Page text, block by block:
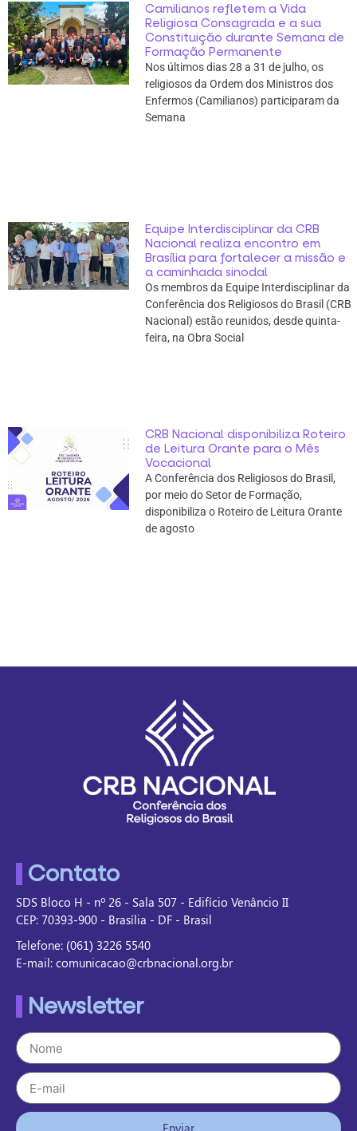
Camilianos refletem a Vida
Religiosa Consagrada e a sua
Constituição durante Semana de
Formação Permanente
Nos últimos dias 28 a 31 de julho, os
religiosos da Ordem dos Ministros dos
Enfermos (Camilianos) participaram da
Semana
Equipe Interdisciplinar da CRB
Nacional realiza encontro em
Brasília para fortalecer a missão e
a caminhada sinodal
Os membros da Equipe Interdisciplinar da
Conferência dos Religiosos do Brasil (CRB
Nacional) estão reunidos, desde quinta-
feira, na Obra Social
CRB Nacional disponibiliza Roteiro
de Leitura Orante para o Mês
Vocacional
A Conferência dos Religiosos do Brasil,
por meio do Setor de Formação,
disponibiliza o Roteiro de Leitura Orante
de agosto
Contato
SDS Bloco H - nº 26 - Sala 507 - Edifício Venâncio II
CEP: 70393-900 - Brasília - DF - Brasil
Telefone: (061) 3226 5540
E-mail: comunicacao@crbnacional.org.br
Newsletter
Enviar